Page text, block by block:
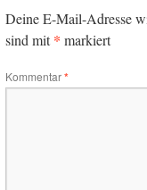
Deine E-Mail-Adresse
sind mit* markiert
Kommentar*